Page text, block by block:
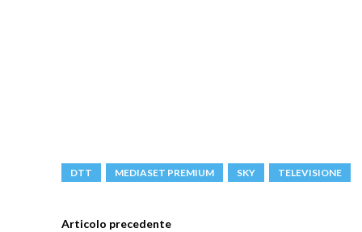
DTT MEDIASET PREMIUM SKY TELEVISIONE
Articolo precedente